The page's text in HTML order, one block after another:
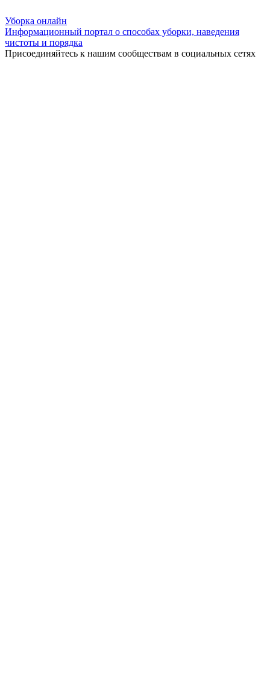
Уборка онлайн
Информационный портал о способах уборки, наведения
чистоты и порядка
Присоединяйтесь к нашим сообществам в социальных сетях